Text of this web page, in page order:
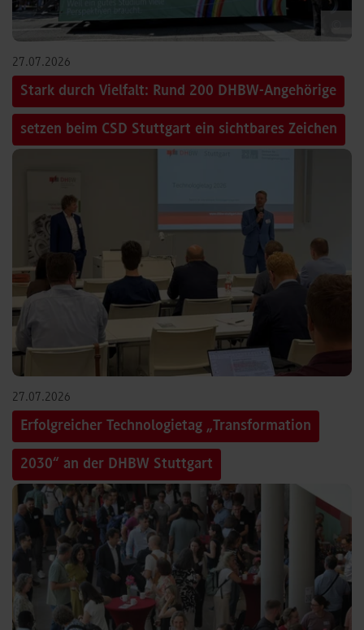
27.07.2026
Stark durch Vielfalt: Rund 200 DHBW-Angehörige
setzen beim CSD Stuttgart ein sichtbares Zeichen
27.07.2026
Erfolgreicher Technologietag „Transformation
2030“ an der DHBW Stuttgart